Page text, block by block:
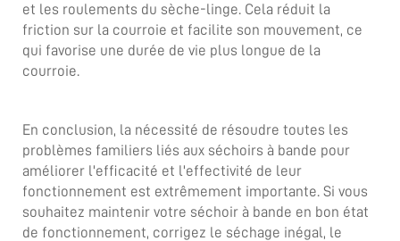
et les roulements du sèche-linge. Cela réduit la
friction sur la courroie et facilite son mouvement, ce
qui favorise une durée de vie plus longue de la
courroie.
En conclusion, la nécessité de résoudre toutes les
problèmes familiers liés aux séchoirs à bande pour
améliorer l'efficacité et l'effectivité de leur
fonctionnement est extrêmement importante. Si vous
souhaitez maintenir votre séchoir à bande en bon état
de fonctionnement, corrigez le séchage inégal, le